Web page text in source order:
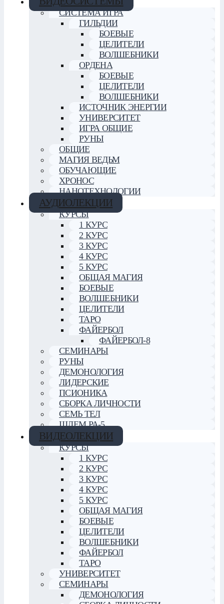
СИСТЕМА ИГРА
ГИЛЬДИИ
БОЕВЫЕ
ЦЕЛИТЕЛИ
ВОЛШЕБНИКИ
ОРДЕНА
БОЕВЫЕ
ЦЕЛИТЕЛИ
ВОЛШЕБНИКИ
ИСТОЧНИК ЭНЕРГИИ
УНИВЕРСИТЕТ
ИГРА ОБЩИЕ
РУНЫ
ОБЩИЕ
МАГИЯ ВЕДЬМ
ОБУЧАЮЩИЕ
ХРОНОС
НАНОТЕХНОЛОГИИ
АУДИОЛЕКЦИИ
КУРСЫ
1 КУРС
2 КУРС
3 КУРС
4 КУРС
5 КУРС
ОБЩАЯ МАГИЯ
БОЕВЫЕ
ВОЛШЕБНИКИ
ЦЕЛИТЕЛИ
ТАРО
ФАЙЕРБОЛ
ФАЙЕРБОЛ-8
СЕМИНАРЫ
РУНЫ
ДЕМОНОЛОГИЯ
ЛИДЕРСКИЕ
ПСИОНИКА
СБОРКА ЛИЧНОСТИ
СЕМЬ ТЕЛ
ШЛЕМ РА-5
ВИДЕОЛЕКЦИИ
КУРСЫ
1 КУРС
2 КУРС
3 КУРС
4 КУРС
5 КУРС
ОБЩАЯ МАГИЯ
БОЕВЫЕ
ЦЕЛИТЕЛИ
ВОЛШЕБНИКИ
ФАЙЕРБОЛ
ТАРО
УНИВЕРСИТЕТ
СЕМИНАРЫ
ДЕМОНОЛОГИЯ